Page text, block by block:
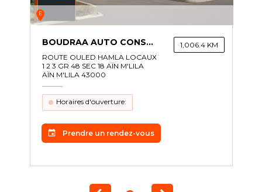
E
BOUDRAA AUTO CONSTANTINE
ROUTE OULED HAMLA LOCAUX
1 2 3 GR 48 SEC 18 AÏN M'LILA
AÏN M'LILA 43000
1,006.4 KM
Horaires d'ouverture:
Prendre un rendez-vous